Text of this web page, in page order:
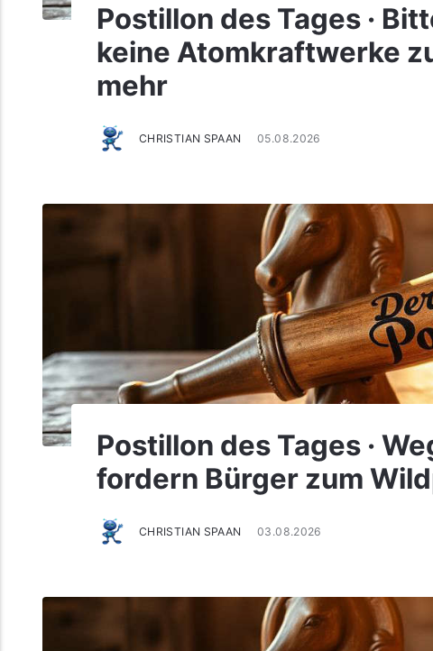
Postillon des Tages ·
keine Atomkraftwerke
mehr
CHRISTIAN SPAAN 05.08.2026
Postillon des Tages ·
fordern Bürger zum
CHRISTIAN SPAAN 03.08.2026